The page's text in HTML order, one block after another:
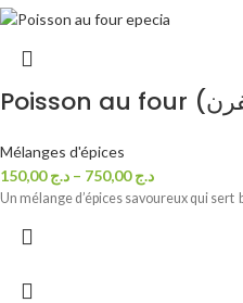
Mélanges d'épices
د.ج150,00 – د.ج750,00
Un mélange d’épices savoureux qui sert